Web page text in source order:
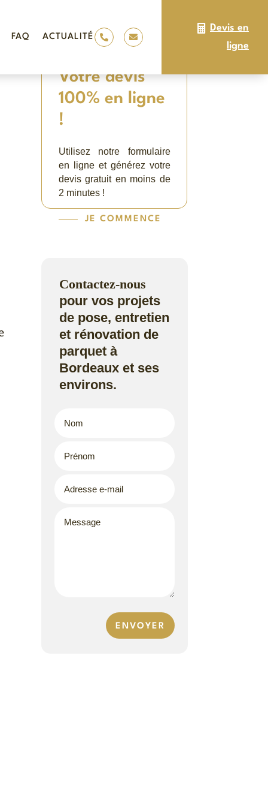
FAQ ACTUALITÉ  
Devis en
ligne
Votre devis
100% en ligne
!
Utilisez notre formulaire
en ligne et générez votre
devis gratuit en moins de
2 minutes !
JE COMMENCE
Contactez-nous
pour vos projets
de pose, entretien
et rénovation de
parquet à
Bordeaux et ses
environs.
ENVOYER